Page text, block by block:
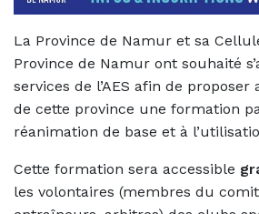
La Province de Namur et sa
Province de Namur ont souhaité
services de l’AES afin de
de cette province une formation
réanimation de base et à
Cette formation sera accessible
les volontaires (membres du